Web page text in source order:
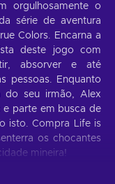
orgulhosamente o
série de aventura
Colors. Encarna a
deste jogo com
absorver e até
pessoas. Enquanto
do seu irmão, Alex
parte em busca de
isto. Compra Life is
os chocantes
mineira!